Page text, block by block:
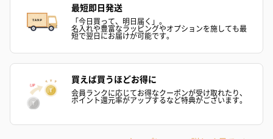
ドライフラワー・プリザーブドフラワー
自然のお花で作ったドライフラワー・プリザーブドフラワーを同
一部花材が写真と異なる場合がございます。予めご了承くださ
い。パッケージに入れてお届けします。
最短即日発送
「今日買って、明日届く」。
名入れや豊富なラッピングやオプションを施しても最
短で翌日にお届けが可能です。
買えば買うほどお得に
会員ランクに応じてお得なクーポンが受け取れたり、
ポイント還元率がアップするなど特典がございます。